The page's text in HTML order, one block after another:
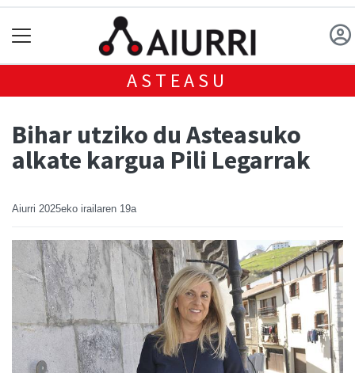
ASTEASU
Bihar utziko du Asteasuko
alkate kargua Pili Legarrak
Aiurri 2025eko irailaren 19a